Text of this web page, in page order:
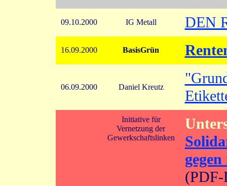
09.10.2000 IG Metall DEN
16.09.2000 BasisGrün
06.09.2000 Daniel Kreutz
Initiative für
Vernetzung der
Gewerkschaftslinken
(PDF-